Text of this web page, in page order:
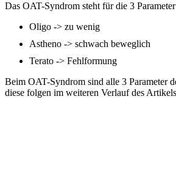
Das OAT-Syndrom steht für die 3
Oligo -> zu wenig
Astheno -> schwach beweglich
Terato -> Fehlformung
Beim OAT-Syndrom sind alle 3 Parameter
diese folgen im weiteren Verlauf des